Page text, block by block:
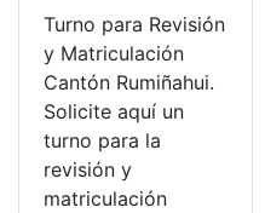
Turno para Revisión
y Matriculación
Cantón Rumiñahui.
Solicite aquí un
turno para la
revisión y
matriculación